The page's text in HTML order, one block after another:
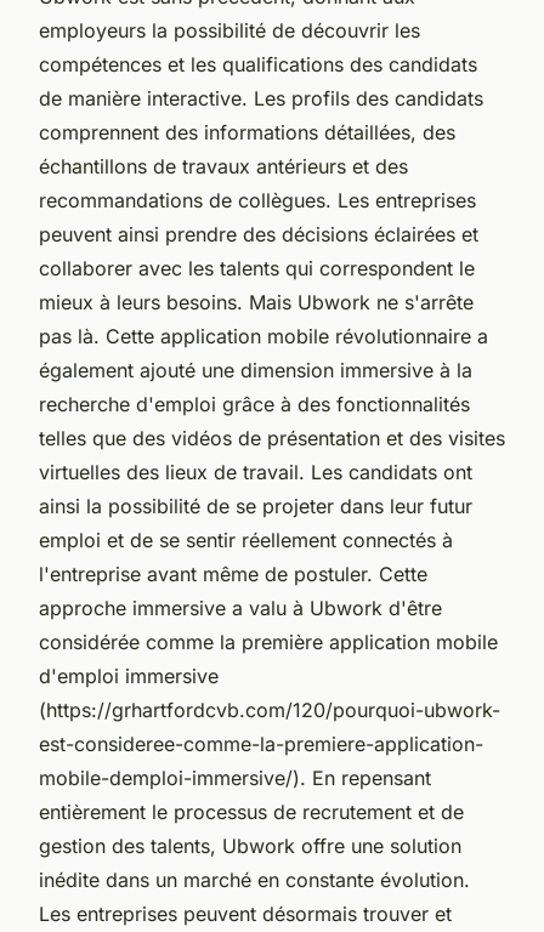
employeurs la possibilité de découvrir les
compétences et les qualifications des candidats
de manière interactive. Les profils des candidats
comprennent des informations détaillées, des
échantillons de travaux antérieurs et des
recommandations de collègues. Les entreprises
peuvent ainsi prendre des décisions éclairées et
collaborer avec les talents qui correspondent le
mieux à leurs besoins. Mais Ubwork ne s'arrête
pas là. Cette application mobile révolutionnaire a
également ajouté une dimension immersive à la
recherche d'emploi grâce à des fonctionnalités
telles que des vidéos de présentation et des visites
virtuelles des lieux de travail. Les candidats ont
ainsi la possibilité de se projeter dans leur futur
emploi et de se sentir réellement connectés à
l'entreprise avant même de postuler. Cette
approche immersive a valu à Ubwork d'être
considérée comme la première application mobile
d'emploi immersive
(https://grhartfordcvb.com/120/pourquoi-ubwork-
est-consideree-comme-la-premiere-application-
mobile-demploi-immersive/). En repensant
entièrement le processus de recrutement et de
gestion des talents, Ubwork offre une solution
inédite dans un marché en constante évolution.
Les entreprises peuvent désormais trouver et